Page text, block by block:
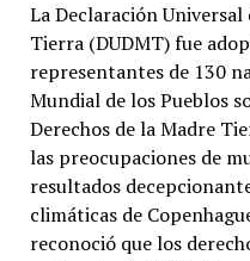
La Declaración Universal
Tierra (DUDMT) fue
representantes de 130
Mundial de los Pueblos
Derechos de la Madre
las preocupaciones de
resultados
climáticas de
reconoció que los